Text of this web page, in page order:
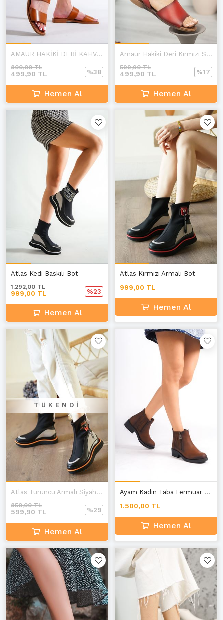
AMAUR HAKİKİ DERİ KAHVERENGİ TERLİK C-1
499,90 TL
800,00 TL
%38
Hemen Al
Amaur Hakiki Deri Kırmızı Sandalet A-4
499,90 TL
599,90 TL
%17
Hemen Al
Atlas Kedi Baskılı Bot
999,00 TL
1.292,00 TL
%23
Hemen Al
Atlas Kırmızı Armalı Bot
999,00 TL
Hemen Al
TÜKENDI
Atlas Turuncu Armalı Siyah Bot
599,90 TL
850,00 TL
%29
Hemen Al
Ayam Kadın Taba Fermuar Detaylı Bilekten Bot E-4
1.500,00 TL
Hemen Al